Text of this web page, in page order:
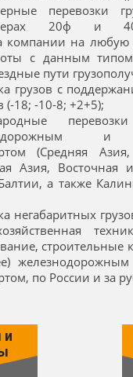
перевозки
20ф и
компании на любую
с данным
пути
грузов с
18; -10-8; +2+5);
и
(Средняя
Азия, Восточная
а также
негабаритных
строительные
по России и за
и